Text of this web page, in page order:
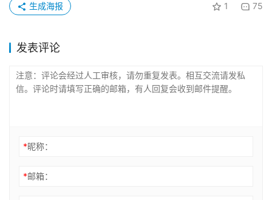
1 75
生成海报
发表评论
*昵称：
*邮箱：